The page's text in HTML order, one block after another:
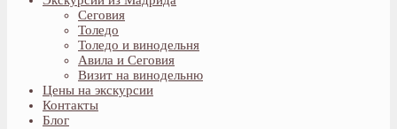
Сеговия
Толедо
Толедо и винодельня
Авила и Сеговия
Визит на винодельню
Цены на экскурсии
Контакты
Блог